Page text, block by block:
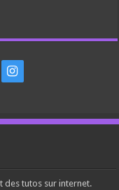
des tutos sur internet.